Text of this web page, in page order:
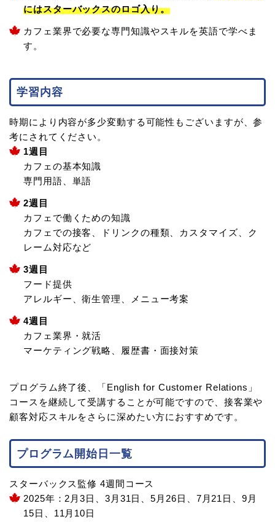
にはスターバックスのロゴ入り。
カフェ業界で必要な専門知識やスキルを英語で学べま
す。
学習内容
時期により内容が多少変動する可能性もございますが、参
考にされてください。
1週目
カフェの基本知識
専門用語、単語
2週目
カフェで働くための知識
カフェでの接客、ドリンクの種類、カスタマイズ、ク
レーム対応など
3週目
フード提供
アレルギー、衛生管理、メニュー考案
4週目
カフェ業界・就活
マーケティング戦略、履歴書・面接対策
プログラム終了後、「English for Customer Relations」
コースを継続して受講することが可能ですので、接客業や
顧客対応スキルをさらに深めたい方におすすめです。
プログラム開始日一覧
スターバックス監修 4週間コース
2025年：2月3日、3月31日、5月26日、7月21日、9月
15日、11月10日